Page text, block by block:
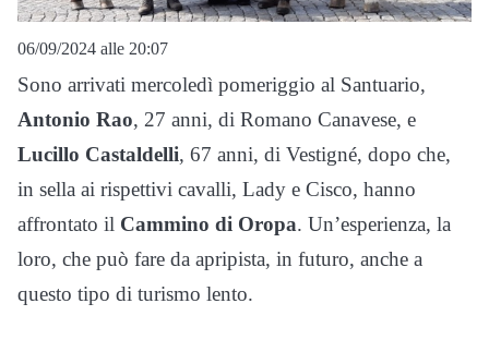
06/09/2024 alle 20:07
Sono arrivati mercoledì pomeriggio al Santuario,
Antonio Rao, 27 anni, di Romano Canavese, e
Lucillo Castaldelli, 67 anni, di Vestigné, dopo che,
in sella ai rispettivi cavalli, Lady e Cisco, hanno
affrontato il Cammino di Oropa. Un’esperienza, la
loro, che può fare da apripista, in futuro, anche a
questo tipo di turismo lento.